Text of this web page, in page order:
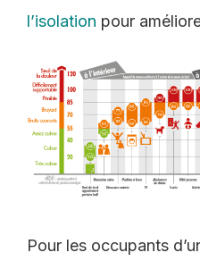
l’isolation pour
Pour les occupants